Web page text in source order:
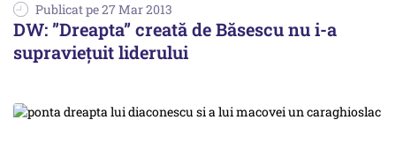
Publicat pe 27 Mar 2013
DW: ”Dreapta” creată de Băsescu nu i-a
supravieţuit liderului